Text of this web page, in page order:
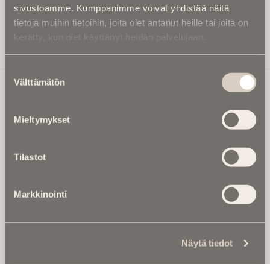
sivustoamme. Kumppanimme voivat yhdistää näitä
tietoja muihin tietoihin, joita olet antanut heille tai joita on
kerätty, kun olet käyttänyt heidän palvelujaan.
valinta
Välttämätön
Mieltymykset
Tilastot
Markkinointi
Näytä tiedot
Tilaa Uutiskirje
Ikuisuusmedia
valtakunnallinen mediabrändi. Julkaisemme uusimmat
kuolinuutiset ja kuolintiedot.
Anna palautetta